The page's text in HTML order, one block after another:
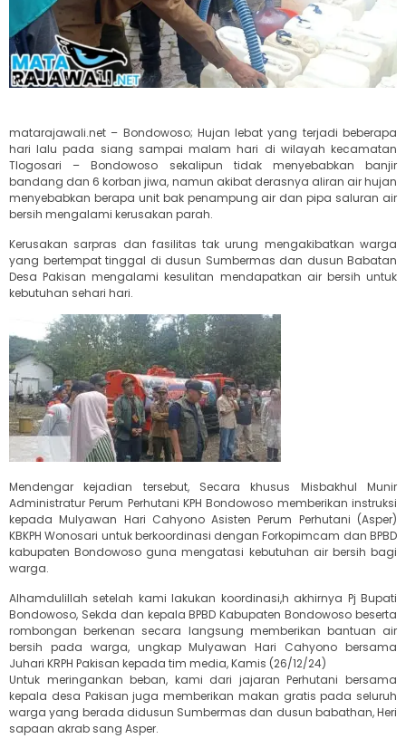
matarajawali.net – Bondowoso; Hujan lebat yang terjadi beberapa
hari lalu pada siang sampai malam hari di wilayah kecamatan
Tlogosari – Bondowoso sekalipun tidak menyebabkan banjir
bandang dan 6 korban jiwa, namun akibat derasnya aliran air hujan
menyebabkan berapa unit bak penampung air dan pipa saluran air
bersih mengalami kerusakan parah.
Kerusakan sarpras dan fasilitas tak urung mengakibatkan warga
yang bertempat tinggal di dusun Sumbermas dan dusun Babatan
Desa Pakisan mengalami kesulitan mendapatkan air bersih untuk
kebutuhan sehari hari.
Mendengar kejadian tersebut, Secara khusus Misbakhul Munir
Administratur Perum Perhutani KPH Bondowoso memberikan instruksi
kepada Mulyawan Hari Cahyono Asisten Perum Perhutani (Asper)
KBKPH Wonosari untuk berkoordinasi dengan Forkopimcam dan BPBD
kabupaten Bondowoso guna mengatasi kebutuhan air bersih bagi
warga.
Alhamdulillah setelah kami lakukan koordinasi,h akhirnya Pj Bupati
Bondowoso, Sekda dan kepala BPBD Kabupaten Bondowoso beserta
rombongan berkenan secara langsung memberikan bantuan air
bersih pada warga, ungkap Mulyawan Hari Cahyono bersama
Juhari KRPH Pakisan kepada tim media, Kamis (26/12/24)
Untuk meringankan beban, kami dari jajaran Perhutani bersama
kepala desa Pakisan juga memberikan makan gratis pada seluruh
warga yang berada didusun Sumbermas dan dusun babathan, Heri
sapaan akrab sang Asper.